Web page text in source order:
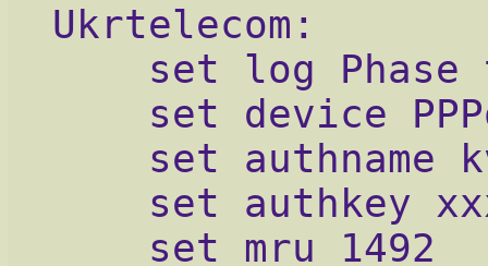
Ukrtelecom:
set log Phase
set device
set authname
set authkey
set mru 1492